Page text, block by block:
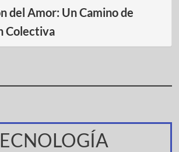
del Amor: Un Camino de
Colectiva